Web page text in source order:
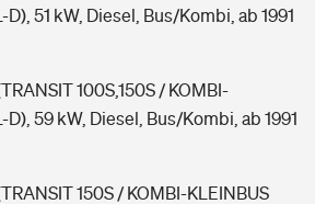
D), 51 kW, Diesel, Bus/Kombi, ab 1991
100S,150S / KOMBI-
D), 59 kW, Diesel, Bus/Kombi, ab 1991
150S / KOMBI-KLEINBUS